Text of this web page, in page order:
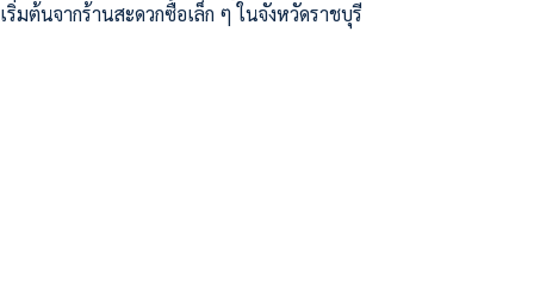
เริ่มต้นจากร้านสะดวกซื้อเล็ก ๆ ในจังหวัดราชบุรี